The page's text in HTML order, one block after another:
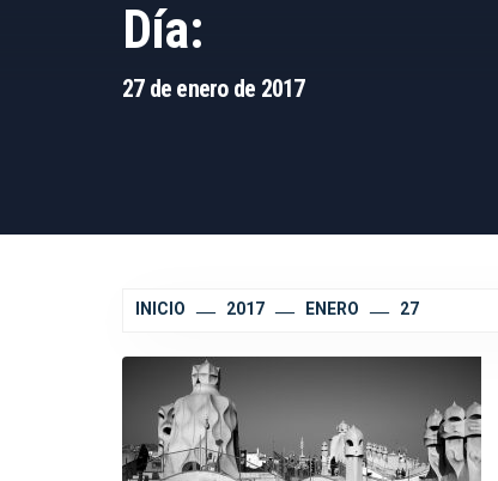
Día:
27 de enero de 2017
INICIO 2017 ENERO 27